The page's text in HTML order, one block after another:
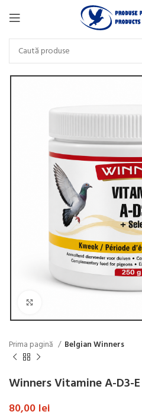
Prima pagină Belgian Winners
Winners Vitamine A-D3-
80,00 lei